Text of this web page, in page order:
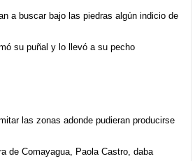
a buscar bajo las piedras algún indicio de
su puñal y lo llevó a su pecho
las zonas adonde pudieran producirse
de Comayagua, Paola Castro, daba